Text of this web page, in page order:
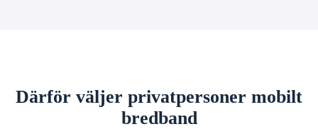
Därför väljer privatpersoner mobilt
bredband